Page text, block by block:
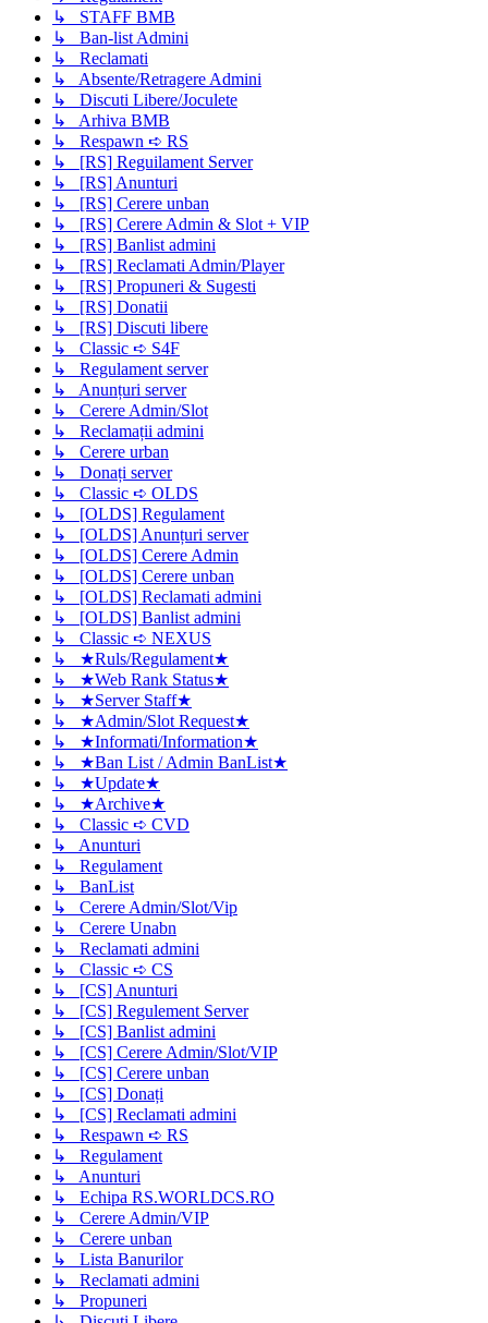
↳ STAFF BMB
↳ Ban-list Admini
↳ Reclamati
↳ Absente/Retragere Admini
↳ Discuti Libere/Joculete
↳ Arhiva BMB
↳ Respawn ➪ RS
↳ [RS] Reguilament Server
↳ [RS] Anunturi
↳ [RS] Cerere unban
↳ [RS] Cerere Admin & Slot + VIP
↳ [RS] Banlist admini
↳ [RS] Reclamati Admin/Player
↳ [RS] Propuneri & Sugesti
↳ [RS] Donatii
↳ [RS] Discuti libere
↳ Classic ➪ S4F
↳ Regulament server
↳ Anunțuri server
↳ Cerere Admin/Slot
↳ Reclamații admini
↳ Cerere urban
↳ Donați server
↳ Classic ➪ OLDS
↳ [OLDS] Regulament
↳ [OLDS] Anunțuri server
↳ [OLDS] Cerere Admin
↳ [OLDS] Cerere unban
↳ [OLDS] Reclamati admini
↳ [OLDS] Banlist admini
↳ Classic ➪ NEXUS
↳ ★Ruls/Regulament★
↳ ★Web Rank Status★
↳ ★Server Staff★
↳ ★Admin/Slot Request★
↳ ★Informati/Information★
↳ ★Ban List / Admin BanList★
↳ ★Update★
↳ ★Archive★
↳ Classic ➪ CVD
↳ Anunturi
↳ Regulament
↳ BanList
↳ Cerere Admin/Slot/Vip
↳ Cerere Unabn
↳ Reclamati admini
↳ Classic ➪ CS
↳ [CS] Anunturi
↳ [CS] Regulement Server
↳ [CS] Banlist admini
↳ [CS] Cerere Admin/Slot/VIP
↳ [CS] Cerere unban
↳ [CS] Donați
↳ [CS] Reclamati admini
↳ Respawn ➪ RS
↳ Regulament
↳ Anunturi
↳ Echipa RS.WORLDCS.RO
↳ Cerere Admin/VIP
↳ Cerere unban
↳ Lista Banurilor
↳ Reclamati admini
↳ Propuneri